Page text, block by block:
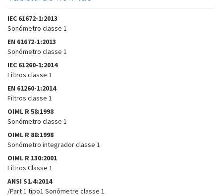
IEC 61672-1:2013
Sonómetro classe 1
EN 61672-1:2013
Sonómetro classe 1
IEC 61260-1:2014
Filtros classe 1
EN 61260-1:2014
Filtros classe 1
OIML R 58:1998
Sonómetro classe 1
OIML R 88:1998
Sonómetro integrador classe 1
OIML R 130:2001
Filtros Classe 1
ANSI S1.4:2014
/Part 1 tipo1 Sonómetre classe 1